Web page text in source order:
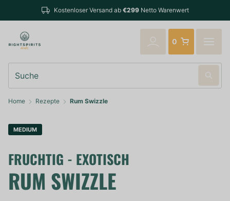
Bestellungen bis 14:00 Uhr (Mo-Fr) werden noch am selben Tag
verschickt
0
Home Rezepte Rum Swizzle
MEDIUM
FRUCHTIG - EXOTISCH
RUM SWIZZLE